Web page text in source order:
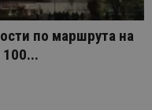
по маршрута на
100...